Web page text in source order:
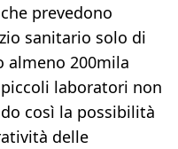
prevedono
sanitario solo di
almeno 200mila
laboratori non
così la possibilità
delle